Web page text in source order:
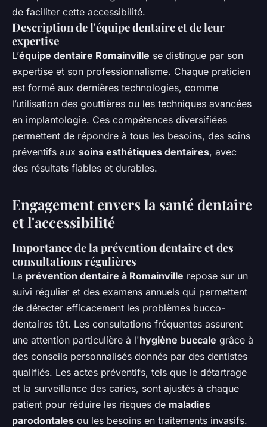
de faciliter cette accessibilité.
Description de l'équipe dentaire et de leur
expertise
L’équipe dentaire Romainville se distingue par son
expertise et son professionnalisme. Chaque praticien
est formé aux dernières technologies, comme
l’utilisation des gouttières ou les techniques avancées
en implantologie. Ces compétences diversifiées
permettent de répondre à tous les besoins, des soins
préventifs aux soins esthétiques dentaires, avec
des résultats fiables et durables.
Engagement envers la santé dentaire
et l'accessibilité
Importance de la prévention dentaire et des
consultations régulières
La prévention dentaire à Romainville repose sur un
suivi régulier et des examens annuels qui permettent
de détecter efficacement les problèmes bucco-
dentaires tôt. Les consultations fréquentes assurent
une attention particulière à l'hygiène buccale grâce à
des conseils personnalisés donnés par des dentistes
qualifiés. Les actes préventifs, tels que le détartrage
et la surveillance des caries, sont ajustés à chaque
patient pour réduire les risques de maladies
parodontales ou les besoins en traitements invasifs.